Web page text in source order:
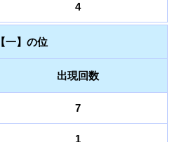
4
【一】の位
出現回数
7
1